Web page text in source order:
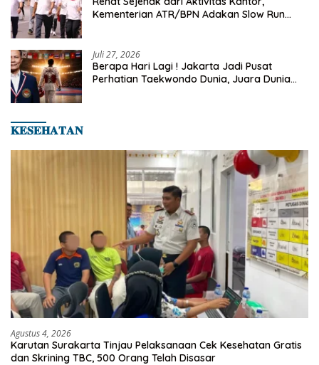
Kementerian ATR/BPN Adakan Slow Run
Juli 27, 2026
Berapa Hari Lagi ! Jakarta Jadi Pusat
Perhatian Taekwondo Dunia, Juara Dunia
𝐊𝐄𝐒𝐄𝐇𝐀𝐓𝐀𝐍
Agustus 4, 2026
Karutan Surakarta Tinjau Pelaksanaan Cek Kesehatan Gratis
dan Skrining TBC, 500 Orang Telah Disasar